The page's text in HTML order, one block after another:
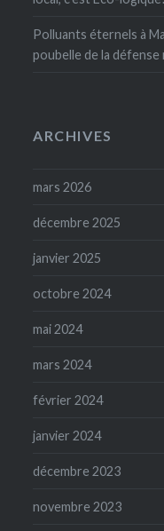
Polluants éternels à
poubelle de la défense
ARCHIVES
mars 2026
décembre 2025
janvier 2025
octobre 2024
mai 2024
mars 2024
février 2024
janvier 2024
décembre 2023
novembre 2023